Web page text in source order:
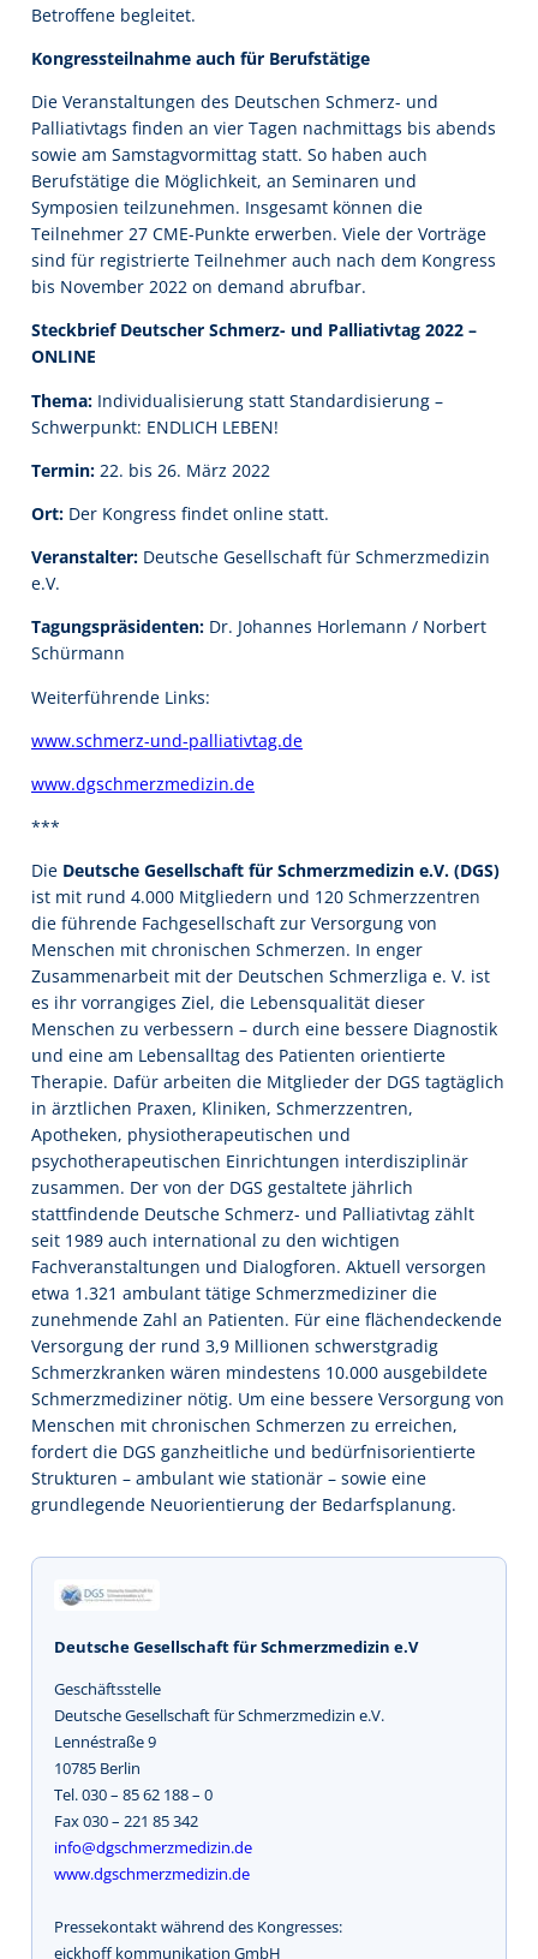
Betroffene begleitet.
Kongressteilnahme auch für Berufstätige
Die Veranstaltungen des Deutschen Schmerz- und
Palliativtags finden an vier Tagen nachmittags bis abends
sowie am Samstagvormittag statt. So haben auch
Berufstätige die Möglichkeit, an Seminaren und
Symposien teilzunehmen. Insgesamt können die
Teilnehmer 27 CME-Punkte erwerben. Viele der Vorträge
sind für registrierte Teilnehmer auch nach dem Kongress
bis November 2022 on demand abrufbar.
Steckbrief Deutscher Schmerz- und Palliativtag 2022 –
ONLINE
Thema: Individualisierung statt Standardisierung –
Schwerpunkt: ENDLICH LEBEN!
Termin: 22. bis 26. März 2022
Ort: Der Kongress findet online statt.
Veranstalter: Deutsche Gesellschaft für Schmerzmedizin
e.V.
Tagungspräsidenten: Dr. Johannes Horlemann / Norbert
Schürmann
Weiterführende Links:
www.schmerz-und-palliativtag.de
www.dgschmerzmedizin.de
***
Die Deutsche Gesellschaft für Schmerzmedizin e.V. (DGS)
ist mit rund 4.000 Mitgliedern und 120 Schmerzzentren
die führende Fachgesellschaft zur Versorgung von
Menschen mit chronischen Schmerzen. In enger
Zusammenarbeit mit der Deutschen Schmerzliga e. V. ist
es ihr vorrangiges Ziel, die Lebensqualität dieser
Menschen zu verbessern – durch eine bessere Diagnostik
und eine am Lebensalltag des Patienten orientierte
Therapie. Dafür arbeiten die Mitglieder der DGS tagtäglich
in ärztlichen Praxen, Kliniken, Schmerzzentren,
Apotheken, physiotherapeutischen und
psychotherapeutischen Einrichtungen interdisziplinär
zusammen. Der von der DGS gestaltete jährlich
stattfindende Deutsche Schmerz- und Palliativtag zählt
seit 1989 auch international zu den wichtigen
Fachveranstaltungen und Dialogforen. Aktuell versorgen
etwa 1.321 ambulant tätige Schmerzmediziner die
zunehmende Zahl an Patienten. Für eine flächendeckende
Versorgung der rund 3,9 Millionen schwerstgradig
Schmerzkranken wären mindestens 10.000 ausgebildete
Schmerzmediziner nötig. Um eine bessere Versorgung von
Menschen mit chronischen Schmerzen zu erreichen,
fordert die DGS ganzheitliche und bedürfnisorientierte
Strukturen – ambulant wie stationär – sowie eine
grundlegende Neuorientierung der Bedarfsplanung.
Deutsche Gesellschaft für Schmerzmedizin e.V
Geschäftsstelle
Deutsche Gesellschaft für Schmerzmedizin e.V.
Lennéstraße 9
10785 Berlin
Tel. 030 – 85 62 188 – 0
Fax 030 – 221 85 342
info@dgschmerzmedizin.de
www.dgschmerzmedizin.de
Pressekontakt während des Kongresses:
eickhoff kommunikation GmbH